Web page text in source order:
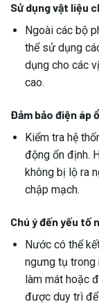
Sử dụng vật liệu
Ngoài các bộ
thể sử dụng
dụng cho các
cao.
Đảm bảo điện áp
Kiểm tra hệ
động ổn định.
không bị lộ ra
chập mạch.
Chú ý đến yếu tố
Nước có thể
ngưng tụ trong
làm mát hoặc
được duy trì